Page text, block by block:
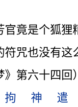
官竟是个狐狸
符咒也没有这
第六十四回）
拘 神 遣